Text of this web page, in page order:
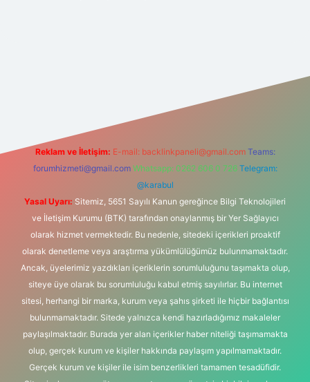
elexbetgiris.org
Reklam ve İletişim: E-mail: backlinkpaneli@gmail.com Teams:
forumhizmeti@gmail.com Whatsapp: 0262 606 0 726 Telegram:
@karabul
Yasal Uyarı: Sitemiz, 5651 Sayılı Kanun gereğince Bilgi Teknolojileri
ve İletişim Kurumu (BTK) tarafından onaylanmış bir Yer Sağlayıcı
olarak hizmet vermektedir. Bu nedenle, sitedeki içerikleri proaktif
olarak denetleme veya araştırma yükümlülüğümüz bulunmamaktadır.
Ancak, üyelerimiz yazdıkları içeriklerin sorumluluğunu taşımakta olup,
siteye üye olarak bu sorumluluğu kabul etmiş sayılırlar. Bu internet
sitesi, herhangi bir marka, kurum veya şahıs şirketi ile hiçbir bağlantısı
bulunmamaktadır. Sitede yalnızca kendi hazırladığımız makaleler
paylaşılmaktadır. Burada yer alan içerikler haber niteliği taşımamakta
olup, gerçek kurum ve kişiler hakkında paylaşım yapılmamaktadır.
Gerçek kurum ve kişiler ile isim benzerlikleri tamamen tesadüfidir.